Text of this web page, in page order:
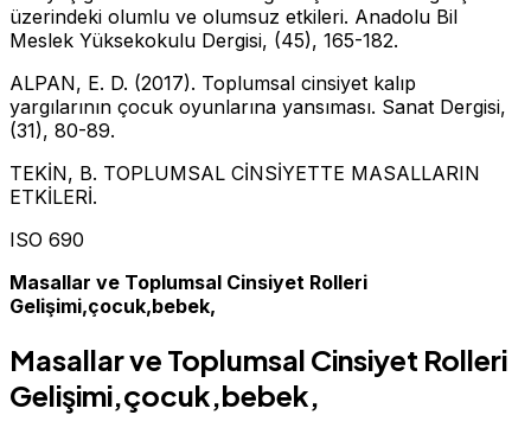
üzerindeki olumlu ve olumsuz etkileri. Anadolu Bil
Meslek Yüksekokulu Dergisi, (45), 165-182.
ALPAN, E. D. (2017). Toplumsal cinsiyet kalıp
yargılarının çocuk oyunlarına yansıması. Sanat Dergisi,
(31), 80-89.
TEKİN, B. TOPLUMSAL CİNSİYETTE MASALLARIN
ETKİLERİ.
ISO 690
Masallar ve Toplumsal Cinsiyet Rolleri
Gelişimi,çocuk,bebek,
Masallar ve Toplumsal Cinsiyet Rolleri
Gelişimi,çocuk,bebek,